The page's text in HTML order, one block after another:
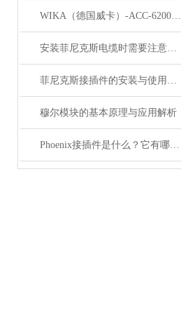
WIKA（德国威卡）-ACC-6200系列压力变送器简介
安装菲尼克斯电缆时需要注意哪些事项？
菲尼克斯接插件的安装与使用技巧
穆尔模块的基本原理与应用解析
Phoenix接插件是什么？它有哪些分类？